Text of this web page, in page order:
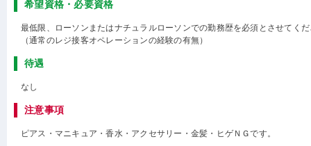
希望資格・必要資格
最低限、ローソンまたはナチュラルローソンでの勤務歴を必須とさせてく
（通常のレジ接客オペレーションの経験の有無）
待遇
なし
注意事項
ピアス・マニキュア・香水・アクセサリー・金髪・ヒゲＮＧです。